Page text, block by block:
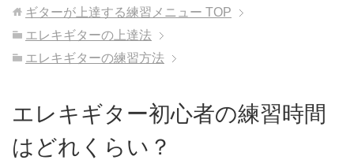
ギターが上達する練習メニュー TOP
エレキギターの上達法
エレキギターの練習方法
エレキギター初心者の練習時間
はどれくらい？